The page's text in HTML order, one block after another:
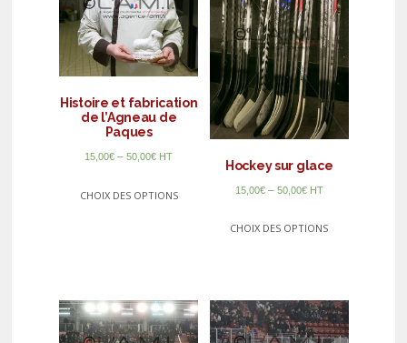
Histoire et fabrication
de l’Agneau de
Paques
15,00€ –50,00€ HT
CHOIX DES OPTIONS
Hockey sur glace
15,00€– 50,00€ HT
CHOIX DES OPTIONS